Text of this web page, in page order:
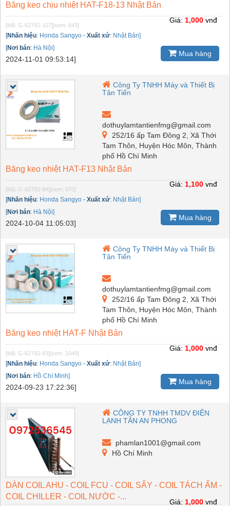
Băng keo chịu nhiệt HAT-F18-13 Nhật Bản
[Mã: G-62792-107] [xem: 843]
[Nhãn hiệu: Honda Sangyo - Xuất xứ: Nhật Bản]
[Nơi bán: Hà Nội]
2024-11-01 09:53:14]
Giá: 1,000 vnđ
Mua hàng
Công Ty TNHH Máy và Thiết Bị
Tân Tiến
dothuylamtantienfmg@gmail.com
252/16 ấp Tam Đông 2, Xã Thới
Tam Thôn, Huyện Hóc Môn, Thành
phố Hồ Chí Minh
Băng keo nhiệt HAT-F13 Nhật Bản
[Mã: G-62792-84] [xem: 970]
[Nhãn hiệu: Honda Sangyo - Xuất xứ: Nhật Bản]
[Nơi bán: Hà Nội]
2024-10-04 11:05:03]
Giá: 1,100 vnđ
Mua hàng
Công Ty TNHH Máy và Thiết Bị
Tân Tiến
dothuylamtantienfmg@gmail.com
252/16 ấp Tam Đông 2, Xã Thới
Tam Thôn, Huyện Hóc Môn, Thành
phố Hồ Chí Minh
Băng keo nhiệt HAT-F Nhật Bản
[Mã: G-62792-83] [xem: 1049]
[Nhãn hiệu: Honda Sangyo - Xuất xứ: Nhật Bản]
[Nơi bán: Hồ Chí Minh]
2024-09-23 17:22:36]
Giá: 1,000 vnđ
Mua hàng
CÔNG TY TNHH TMDV ĐIỆN
LẠNH TÂN AN PHONG
phamlan1001@gmail.com
Hồ Chí Minh
DÀN COIL AHU - COIL FCU - COIL SẤY - COIL TÁCH ẨM -
COIL CHILLER - COIL NƯỚC -...
Giá:1,000vnđ